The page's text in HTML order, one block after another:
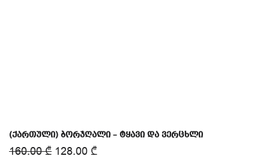
(ქართული) ბორჯღალი – ტყავი და ვერცხლი
160.00₾ 128.00 ₾